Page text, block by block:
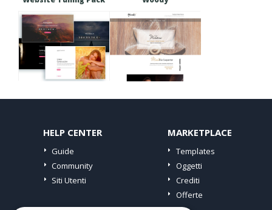
HELP CENTER
Guide
Community
Siti Utenti
MARKETPLACE
Templates
Oggetti
Crediti
Offerte